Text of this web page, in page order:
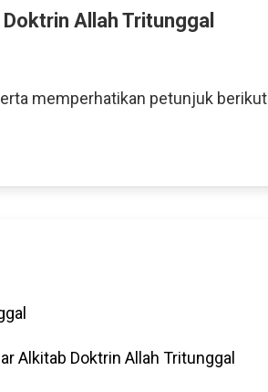
Allah Tritunggal
memperhatikan petunjuk berikut
Alkitab Doktrin Allah Tritunggal